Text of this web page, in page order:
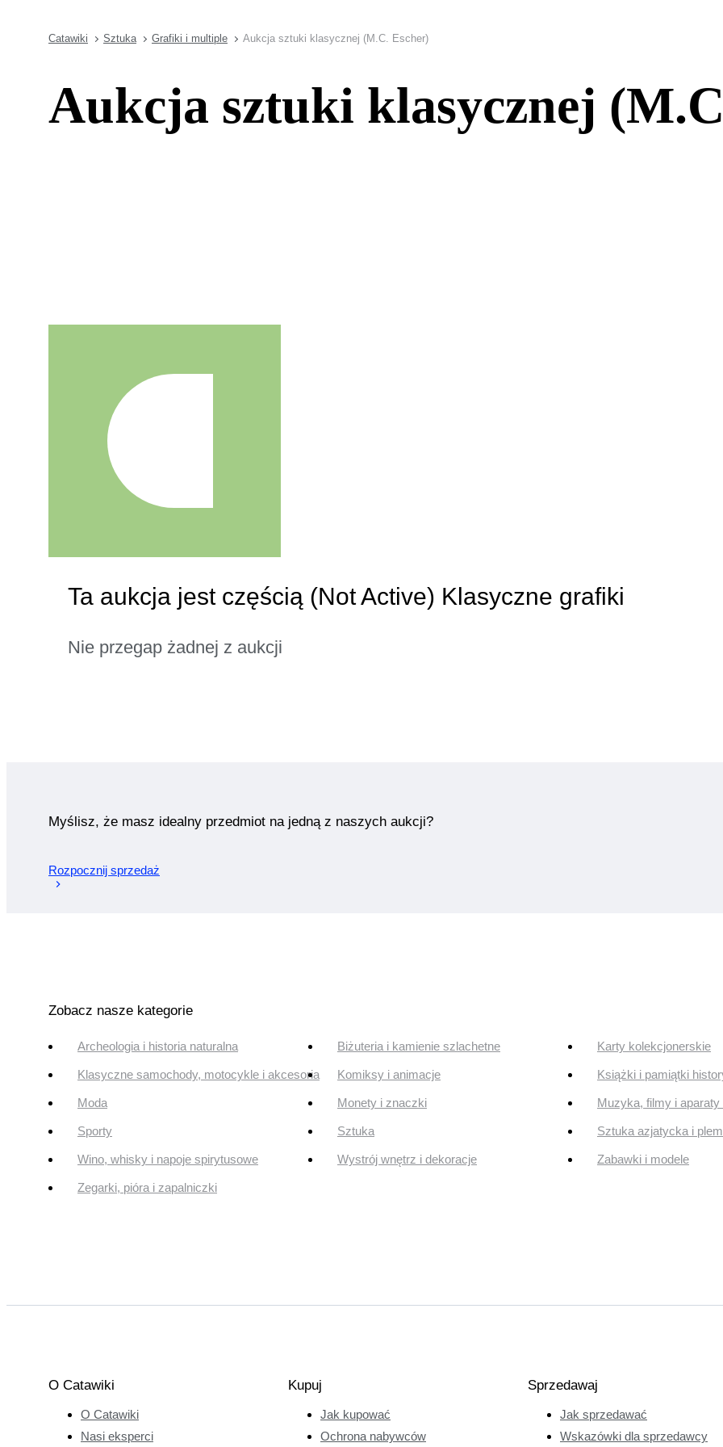
Catawiki Sztuka Grafiki i multiple Aukcja sztuki klasycznej (M.C. Escher)
Aukcja sztuki klasycznej
Ta aukcja jest częścią (Not Active) Klasyczne grafiki
Nie przegap żadnej z aukcji
Myślisz, że masz idealny przedmiot na jedną z naszych aukcji?
Rozpocznij sprzedaż
Zobacz nasze kategorie
Archeologia i historia naturalna Biżuteria i kamienie szlachetne Karty kolekcjonerskie
Klasyczne samochody, motocykle i akcesoria Komiksy i animacje Książki i pamiątki
Moda Monety i znaczki Muzyka, filmy i aparaty
Sporty Sztuka Sztuka azjatycka i
Wino, whisky i napoje spirytusowe Wystrój wnętrz i dekoracje Zabawki i modele
Zegarki, pióra i zapalniczki
O Catawiki
O Catawiki
Nasi eksperci
Kupuj
Jak kupować
Ochrona nabywców
Sprzedawaj
Jak sprzedawać
Wskazówki dla sprzedawcy